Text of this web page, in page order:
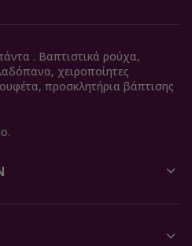
. Βαπτιστικά ρούχα,
χειροποίητες
προσκλητήρια βάπτισης